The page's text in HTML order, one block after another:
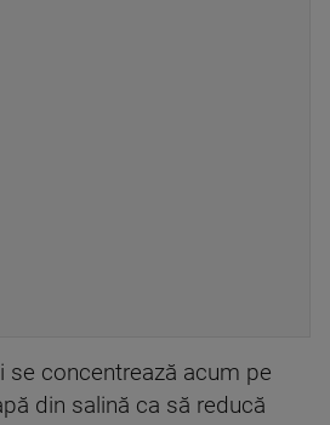
se concentrează acum pe
din salină ca să reducă